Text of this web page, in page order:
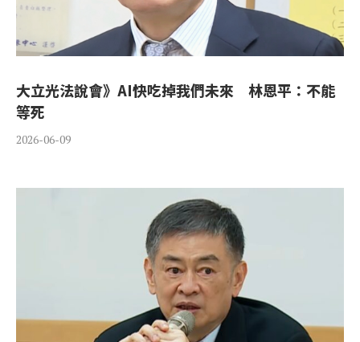
大立光法說會》AI快吃掉我們未來 林恩平：不能
等死
2026-06-09